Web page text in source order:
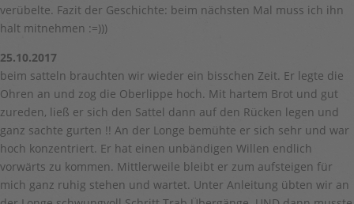
verübelte. Fazit der Geschichte: beim nächsten Mal muss ich ihn
halt mitnehmen :=)))
25.10.2017
beim satteln brauchten wir wieder ein bisschen Zeit. Er legte die
Ohren an und zog die Oberlippe hoch. Mit hartem Brot und gut
zureden, ließ er sich den Sattel dann auf den Rücken legen und
ganz sachte gurten !! An der Longe bemühte er sich sehr und war
hoch konzentriert. Er hat einen unbändigen Willen endlich
vorwärts zu kommen. Mittlerweile bleibt er zum aufsteigen für
mich ganz ruhig stehen und wartet. Unter Anleitung übten wir an